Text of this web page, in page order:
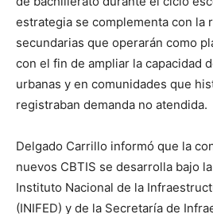
estrategia se complementa con la
secundarias que operarán como
con el fin de ampliar la capacidad
urbanas y en comunidades que
registraban demanda no atendida.
Delgado Carrillo informó que la
nuevos CBTIS se desarrolla bajo
Instituto Nacional de la
(INIFED) y de la Secretaría de